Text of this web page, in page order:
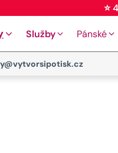
⭐
Služby Pánské